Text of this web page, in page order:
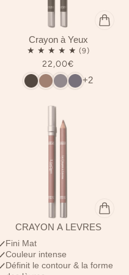
Crayon à Yeux
22,00€
+2
CRAYON À LÈVRES
Fini Mat
Couleur intense
Définit le contour & la forme